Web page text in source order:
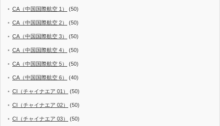
CA（中国国際航空 1） (50)
CA（中国国際航空 2） (50)
CA（中国国際航空 3） (50)
CA（中国国際航空 4） (50)
CA（中国国際航空 5） (50)
CA（中国国際航空 6） (40)
CI（チャイナエア 01） (50)
CI（チャイナエア 02） (50)
CI（チャイナエア 03） (50)